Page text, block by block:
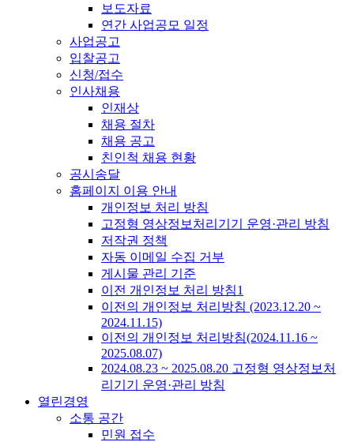
보도자료
연간 사업공모 일정
사업공고
입찰공고
신청/접수
인사채용
인재상
채용 절차
채용 공고
친인척 채용 현황
공시송달
홈페이지 이용 안내
개인정보 처리 방침
고정형 영상정보처리기기 운영·관리 방침
저작권 정책
자동 이메일 수집 거부
게시물 관리 기준
이전 개인정보 처리 방침1
이전의 개인정보 처리방침 (2023.12.20 ~
2024.11.15)
이전의 개인정보 처리방침(2024.11.16 ~
2025.08.07)
2024.08.23 ~ 2025.08.20 고정형 영상정보처
리기기 운영·관리 방침
열린경영
소통 공간
민원 접수